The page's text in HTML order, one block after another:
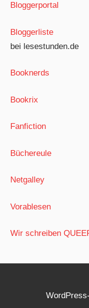
Bloggerportal
Bloggerliste
bei lesestunden.de
Booknerds
Bookrix
Fanfiction
Büchereule
Netgalley
Vorablesen
Wir schreiben